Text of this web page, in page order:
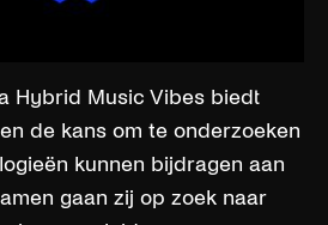
Hybrid Music Vibes biedt
de kans om te onderzoeken
kunnen bijdragen aan
gaan zij op zoek naar